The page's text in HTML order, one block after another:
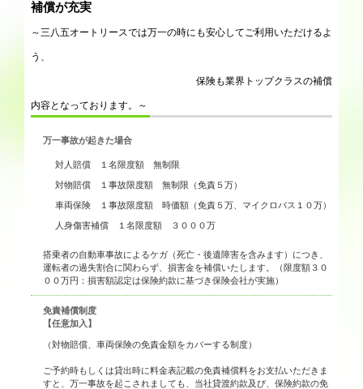
補償が充実
～三八五オートリースでは万一の時にも安心してご利用いただけるよ
う、
保険も業界トップクラスの補償
内容となっております。～
万一事故が起きた場合
対人賠償 １名限度額 無制限
対物賠償 １事故限度額 無制限（免責５万）
車両保険 １事故限度額 時価額（免責５万、マイクロバス１０万）
人身傷害補償 １名限度額 ３０００万
搭乗者の自動車事故によるケガ（死亡・後遺障害を含みます）につき、
運転者の過失割合に関わらず、損害金を補償いたします。（限度額３０
００万円：損害額認定は保険約款に基づき保険会社が実施）
免責補償制度
【任意加入】
（対物賠償、車両保険の免責金額をカバーする制度）
ご予約時もしくは貸出時に料金表記載の免責補償料をお支払いただきま
すと、万一事故を起こされましても、当社貸渡約款及び、保険約款の免